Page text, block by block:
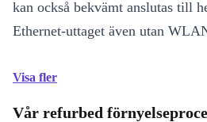
kan också bekvämt anslutas till
Ethernet-uttaget även utan
Visa fler
Vår refurbed